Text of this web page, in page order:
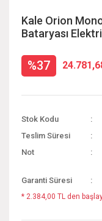
Kale Orion
Bataryası
%37
Stok Kodu
Teslim Süresi
Not
Garanti Süresi
* 2.384,00 TL den